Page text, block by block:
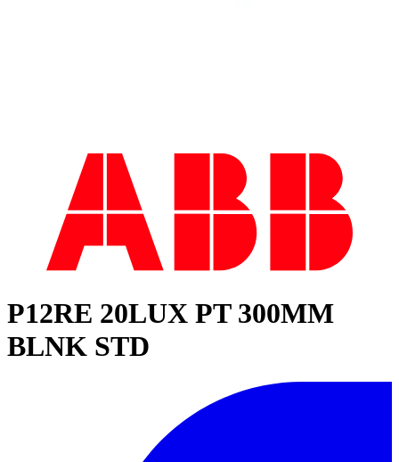
P12RE 20LUX PT 300MM
BLNK STD